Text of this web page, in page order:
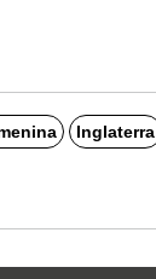
Inglaterra